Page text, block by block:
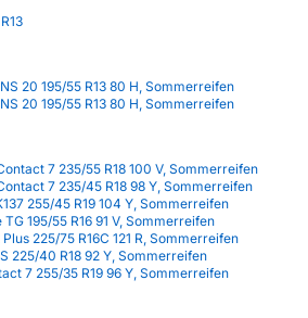
20 195/55 R13 80 H, Sommerreifen
20 195/55 R13 80 H, Sommerreifen
7 235/55 R18 100 V, Sommerreifen
7 235/45 R18 98 Y, Sommerreifen
255/45 R19 104 Y, Sommerreifen
195/55 R16 91 V, Sommerreifen
225/75 R16C 121 R, Sommerreifen
225/40 R18 92 Y, Sommerreifen
7 255/35 R19 96 Y, Sommerreifen